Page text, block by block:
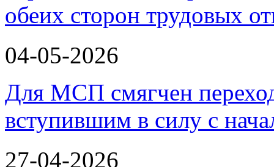
обеих сторон трудовых
04-05-2026
Для МСП смягчен
вступившим в силу с
27-04-2026